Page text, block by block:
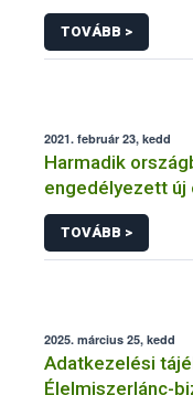
TOVÁBB >
2021. február 23, kedd
Harmadik
engedélyezett új
Unióban
TOVÁBB >
2025. március 25, kedd
Adatkezelési
Élelmiszerlánc-